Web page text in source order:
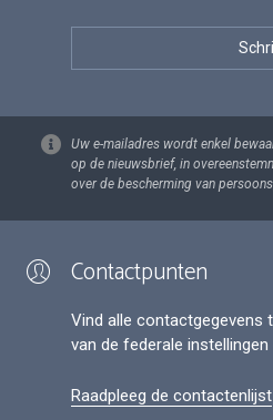
Uw e-mailadres wordt enkel
op de nieuwsbrief, in
over de bescherming van
Contactpunten
Vind alle contactgegevens
van de federale instellingen
Raadpleeg de contactenlijst